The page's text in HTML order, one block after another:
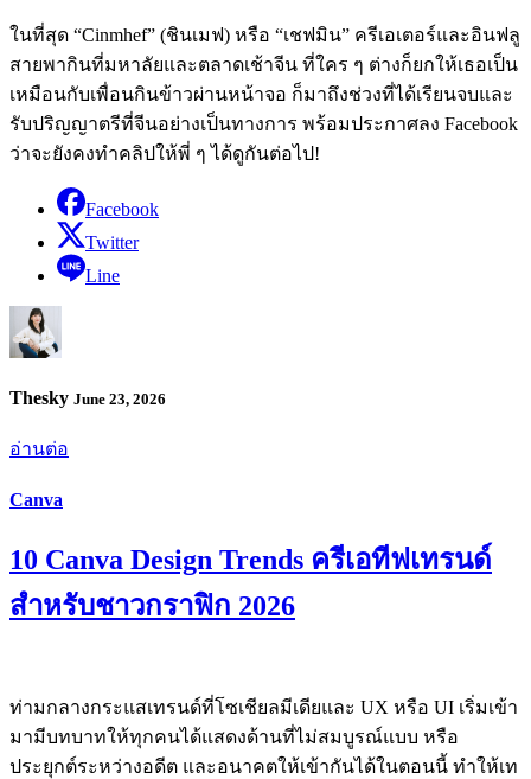
ในที่สุด “Cinmhef” (ชินเมฟ) หรือ “เชฟมิน” ครีเอเตอร์และอินฟลู
สายพากินที่มหาลัยและตลาดเช้าจีน ที่ใคร ๆ ต่างก็ยกให้เธอเป็น
เหมือนกับเพื่อนกินข้าวผ่านหน้าจอ ก็มาถึงช่วงที่ได้เรียนจบและ
รับปริญญาตรีที่จีนอย่างเป็นทางการ พร้อมประกาศลง Facebook
ว่าจะยังคงทำคลิปให้พี่ ๆ ได้ดูกันต่อไป!
Facebook
Twitter
Line
Thesky June 23, 2026
อ่านต่อ
Canva
10 Canva Design Trends ครีเอทีฟเทรนด์
สำหรับชาวกราฟิก 2026
ท่ามกลางกระแสเทรนด์ที่โซเชียลมีเดียและ UX หรือ UI เริ่มเข้า
มามีบทบาทให้ทุกคนได้แสดงด้านที่ไม่สมบูรณ์แบบ หรือ
ประยุกต์ระหว่างอดีต และอนาคตให้เข้ากันได้ในตอนนี้ ทำให้เท